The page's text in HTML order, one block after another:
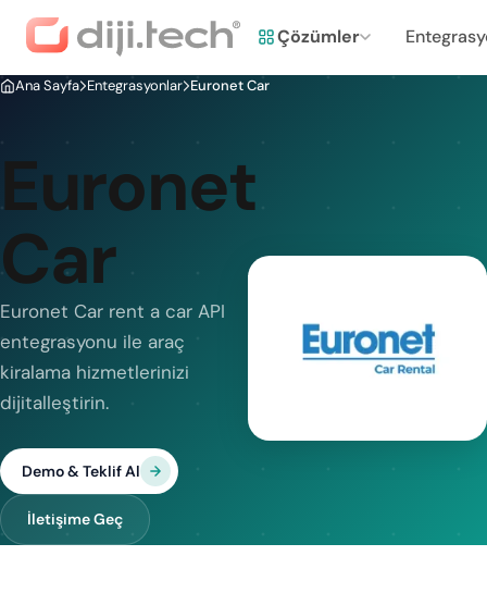
Çözümler
Ana Sayfa Entegrasyonlar Euronet Car
Euronet
Car
Euronet Car rent a car API
entegrasyonu ile araç
kiralama hizmetlerinizi
dijitalleştirin.
Demo & Teklif Al
İletişime Geç